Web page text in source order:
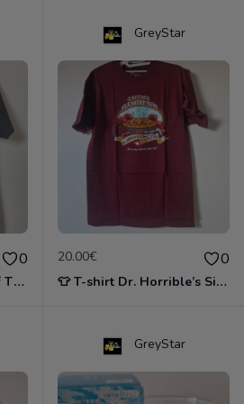
0
T-Shirt Officiel Game of Thrones - Le Trône de Fer 🐉
GreyStar
20.00€ 0
👕 T-shirt Dr. Horrible’s Sing-Along Blog - Hammer Apple Pie Jrs. Taille M
GreyStar